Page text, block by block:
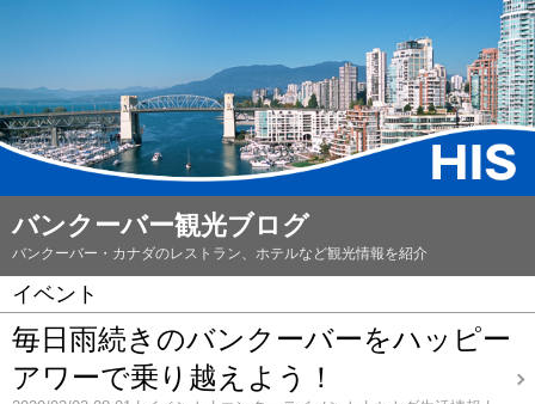
バンクーバー観光ブログ
バンクーバー・カナダのレストラン、ホテルなど観光情報を紹介
イベント
毎日雨続きのバンクーバーをハッピー
アワーで乗り越えよう！